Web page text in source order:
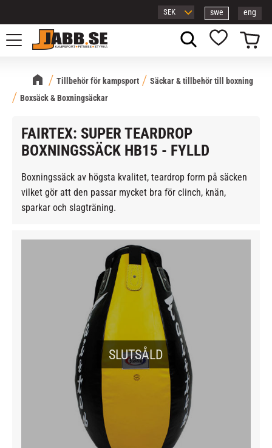
Meny
swe eng
Favoriter
Kundvagn
Tillbehör för kampsport
Säckar & tillbehör till boxning
Boxsäck & Boxningsäckar
FAIRTEX: SUPER TEARDROP
BOXNINGSSÄCK HB15 - FYLLD
Boxningssäck av högsta kvalitet, teardrop form på säcken
vilket gör att den passar mycket bra för clinch, knän,
sparkar och slagträning.
SLUTSÅLD